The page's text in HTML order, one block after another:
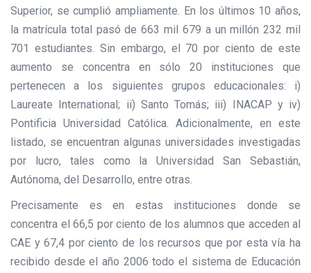
Superior, se cumplió ampliamente. En los últimos 10 años,
la matrícula total pasó de 663 mil 679 a un millón 232 mil
701 estudiantes. Sin embargo, el 70 por ciento de este
aumento se concentra en sólo 20 instituciones que
pertenecen a los siguientes grupos educacionales: i)
Laureate International; ii) Santo Tomás; iii) INACAP y iv)
Pontificia Universidad Católica. Adicionalmente, en este
listado, se encuentran algunas universidades investigadas
por lucro, tales como la Universidad San Sebastián,
Autónoma, del Desarrollo, entre otras.
Precisamente es en estas instituciones donde se
concentra el 66,5 por ciento de los alumnos que acceden al
CAE y 67,4 por ciento de los recursos que por esta vía ha
recibido desde el año 2006 todo el sistema de Educación